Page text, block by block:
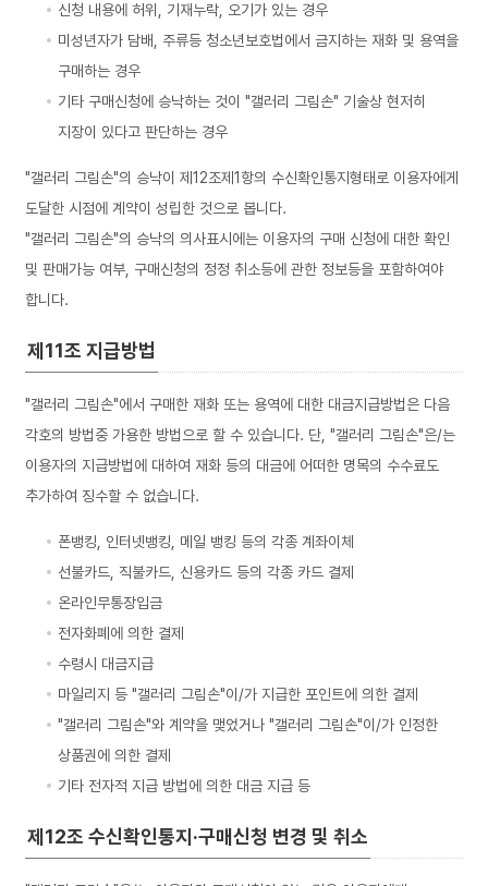
신청 내용에 허위, 기재누락, 오기가 있는 경우
미성년자가 담배, 주류등 청소년보호법에서 금지하는 재화 및 용역을
구매하는 경우
기타 구매신청에 승낙하는 것이 "갤러리 그림손" 기술상 현저히
지장이 있다고 판단하는 경우
"갤러리 그림손"의 승낙이 제12조제1항의 수신확인통지형태로 이용자에게
도달한 시점에 계약이 성립한 것으로 봅니다.
"갤러리 그림손"의 승낙의 의사표시에는 이용자의 구매 신청에 대한 확인
및 판매가능 여부, 구매신청의 정정 취소등에 관한 정보등을 포함하여야
합니다.
제11조 지급방법
"갤러리 그림손"에서 구매한 재화 또는 용역에 대한 대금지급방법은 다음
각호의 방법중 가용한 방법으로 할 수 있습니다. 단, "갤러리 그림손"은/는
이용자의 지급방법에 대하여 재화 등의 대금에 어떠한 명목의 수수료도
추가하여 징수할 수 없습니다.
폰뱅킹, 인터넷뱅킹, 메일 뱅킹 등의 각종 계좌이체
선불카드, 직불카드, 신용카드 등의 각종 카드 결제
온라인무통장입금
전자화폐에 의한 결제
수령시 대금지급
마일리지 등 "갤러리 그림손"이/가 지급한 포인트에 의한 결제
"갤러리 그림손"와 계약을 맺었거나 "갤러리 그림손"이/가 인정한
상품권에 의한 결제
기타 전자적 지급 방법에 의한 대금 지급 등
제12조 수신확인통지·구매신청 변경 및 취소